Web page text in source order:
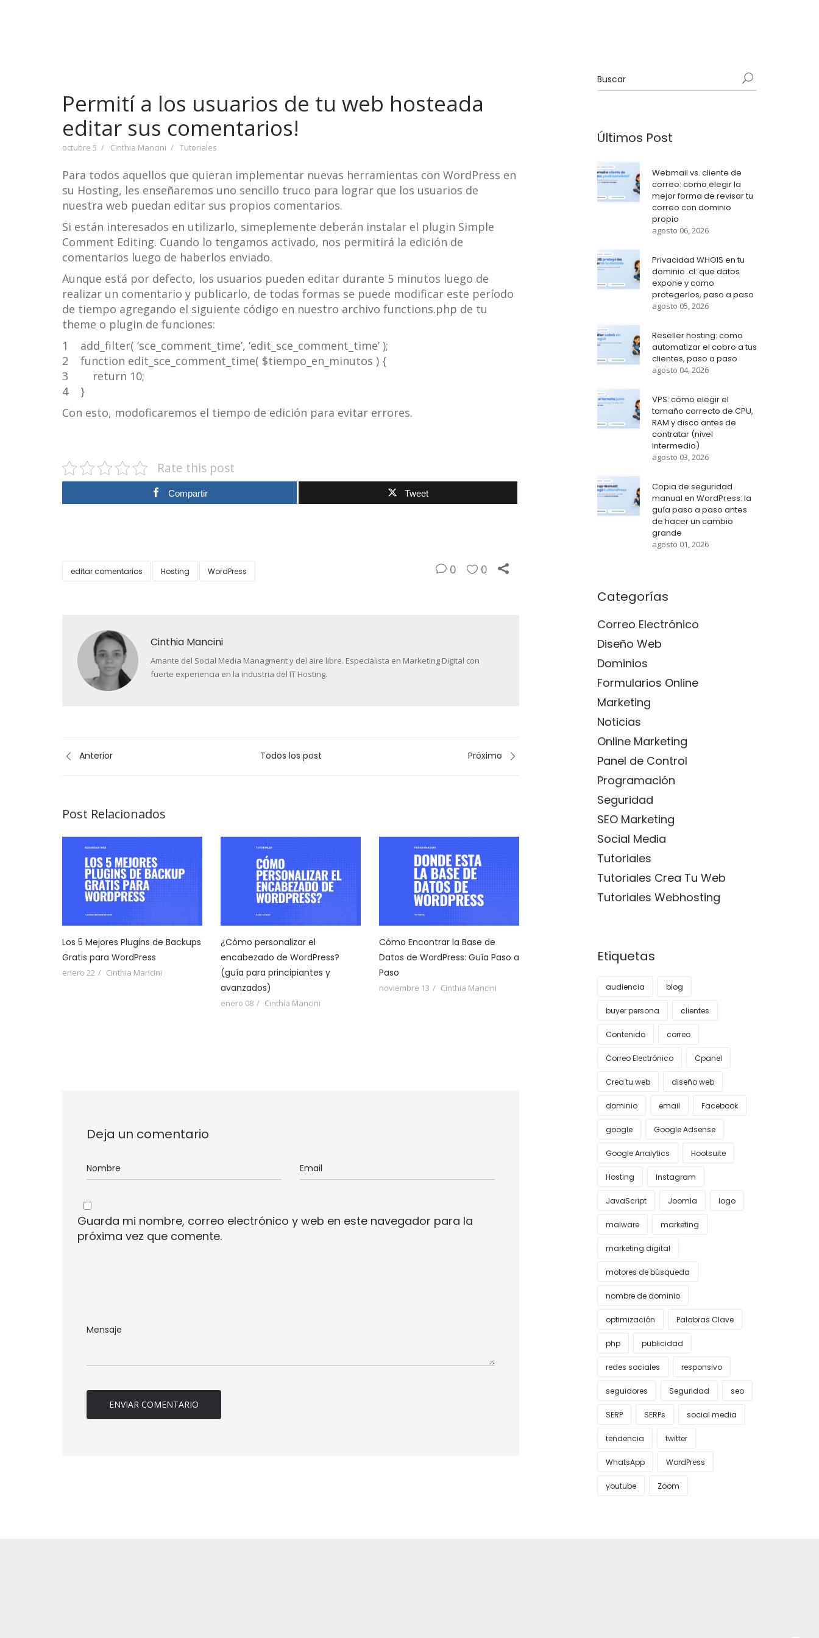
Permití a los usuarios de tu web hosteada
editar sus comentarios!
octubre 5 Cinthia Mancini Tutoriales
Para todos aquellos que quieran implementar nuevas herramientas con WordPress en
su Hosting, les enseñaremos uno sencillo truco para lograr que los usuarios de
nuestra web puedan editar sus propios comentarios.
Si están interesados en utilizarlo, simeplemente deberán instalar el plugin Simple
Comment Editing. Cuando lo tengamos activado, nos permitirá la edición de
comentarios luego de haberlos enviado.
Aunque está por defecto, los usuarios pueden editar durante 5 minutos luego de
realizar un comentario y publicarlo, de todas formas se puede modificar este período
de tiempo agregando el siguiente código en nuestro archivo functions.php de tu
theme o plugin de funciones:
1 add_filter( ‘sce_comment_time’, ‘edit_sce_comment_time’ );
2 function edit_sce_comment_time( $tiempo_en_minutos ) {
3 return 10;
4 }
Con esto, modoficaremos el tiempo de edición para evitar errores.
Rate this post
Compartir Tweet
editar comentarios Hosting WordPress 0 0
Cinthia Mancini
Amante del Social Media Managment y del aire libre. Especialista en Marketing Digital con
fuerte experiencia en la industria del IT Hosting.
Anterior Todos los post Próximo
Post Relacionados
Los 5 Mejores Plugins de Backups
Gratis para WordPress
enero 22 Cinthia Mancini
¿Cómo personalizar el
encabezado de WordPress?
(guía para principiantes y
avanzados)
enero 08 Cinthia Mancini
Cómo Encontrar la Base de
Datos de WordPress: Guía Paso a
Paso
noviembre 13 Cinthia Mancini
Deja un comentario
Guarda mi nombre, correo electrónico y web en este navegador para la
próxima vez que comente.
Últimos Post
Webmail vs. cliente de
correo: como elegir la
mejor forma de revisar tu
correo con dominio
propio
agosto 06, 2026
Privacidad WHOIS en tu
dominio .cl: que datos
expone y como
protegerlos, paso a paso
agosto 05, 2026
Reseller hosting: como
automatizar el cobro a tus
clientes, paso a paso
agosto 04, 2026
VPS: cómo elegir el
tamaño correcto de CPU,
RAM y disco antes de
contratar (nivel
intermedio)
agosto 03, 2026
Copia de seguridad
manual en WordPress: la
guía paso a paso antes
de hacer un cambio
grande
agosto 01, 2026
Categorías
Correo Electrónico
Diseño Web
Dominios
Formularios Online
Marketing
Noticias
Online Marketing
Panel de Control
Programación
Seguridad
SEO Marketing
Social Media
Tutoriales
Tutoriales Crea Tu Web
Tutoriales Webhosting
Etiquetas
audiencia blog
buyer persona clientes
Contenido correo
Correo Electrónico Cpanel
Crea tu web diseño web
dominio email Facebook
google Google Adsense
Google Analytics Hootsuite
Hosting Instagram
JavaScript Joomla logo
malware marketing
marketing digital
motores de búsqueda
nombre de dominio
optimización Palabras Clave
php publicidad
redes sociales responsivo
seguidores Seguridad seo
SERP SERPs social media
tendencia twitter
WhatsApp WordPress
youtube Zoom